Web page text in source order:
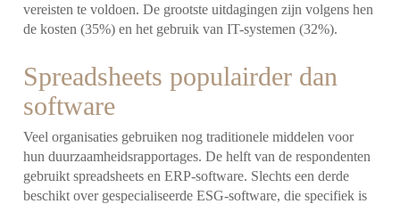
vereisten te voldoen. De grootste uitdagingen zijn volgens hen
de kosten (35%) en het gebruik van IT-systemen (32%).
Spreadsheets populairder dan
software
Veel organisaties gebruiken nog traditionele middelen voor
hun duurzaamheidsrapportages. De helft van de respondenten
gebruikt spreadsheets en ERP-software. Slechts een derde
beschikt over gespecialiseerde ESG-software, die specifiek is